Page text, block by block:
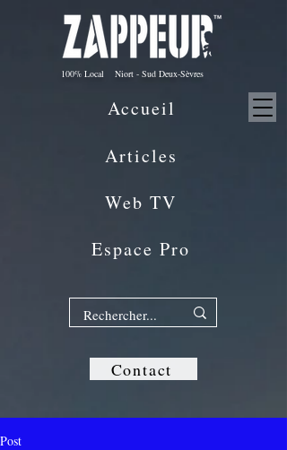
100% Local Niort - Sud Deux-Sèvres
Contact
Articles
Web TV
Espace Pro
Accueil
Post